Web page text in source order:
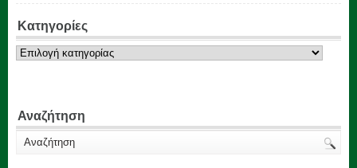
Κατηγορίες
Κατηγορίες
Αναζήτηση